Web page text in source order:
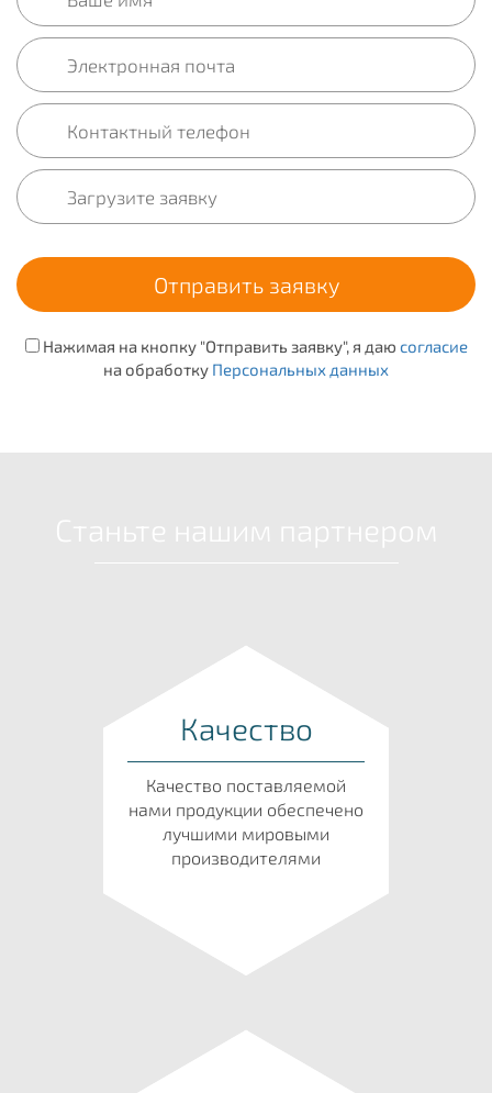
Нажимая на кнопку "Отправить заявку", я даю согласие
на обработку Персональных данных
Качество
Качество поставляемой
нами продукции обеспечено
лучшими мировыми
производителями